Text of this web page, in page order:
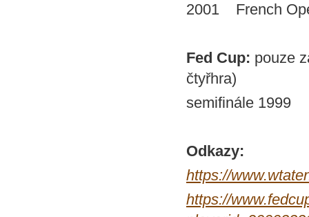
2001 French
Fed Cup: pouze
čtyřhra)
semifinále 1999
Odkazy:
https://
https://